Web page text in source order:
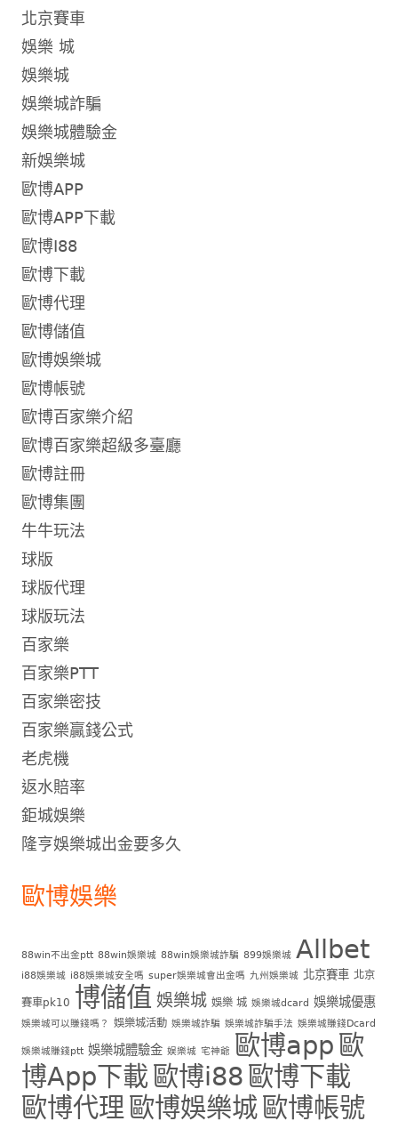
北京賽車
娛樂 城
娛樂城
娛樂城詐騙
娛樂城體驗金
新娛樂城
歐博APP
歐博APP下載
歐博I88
歐博下載
歐博代理
歐博儲值
歐博娛樂城
歐博帳號
歐博百家樂介紹
歐博百家樂超級多臺廳
歐博註冊
歐博集團
牛牛玩法
球版
球版代理
球版玩法
百家樂
百家樂PTT
百家樂密技
百家樂贏錢公式
老虎機
返水賠率
鉅城娛樂
隆亨娛樂城出金要多久
歐博娛樂
88win不出金ptt 88win娛樂城 88win娛樂城詐騙 899娛樂城 Allbet
i88娛樂城 i88娛樂城安全嗎 super娛樂城會出金嗎 九州娛樂城 北京賽車 北京
賽車pk10 博儲值 娛樂城 娛樂 城 娛樂城dcard 娛樂城優惠
娛樂城可以賺錢嗎？ 娛樂城活動 娛樂城詐騙 娛樂城詐騙手法 娛樂城賺錢Dcard
娛樂城賺錢ptt 娛樂城體驗金 娱樂城 宅神爺 歐博app 歐
博App下載 歐博i88 歐博下載
歐博代理 歐博娛樂城歐博帳號